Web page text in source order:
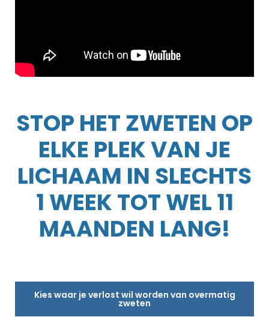
STOP HET ZWETEN OP
ELKE PLEK VAN JE
LICHAAM IN SLECHTS
1 WEEK TOT WEL 11
MAANDEN LANG!
Kies waar je verlost wil worden van overmatig
zweten